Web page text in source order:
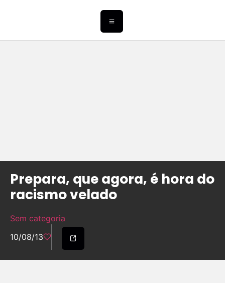
Prepara, que agora, é hora do
racismo velado
Sem categoria
10/08/13